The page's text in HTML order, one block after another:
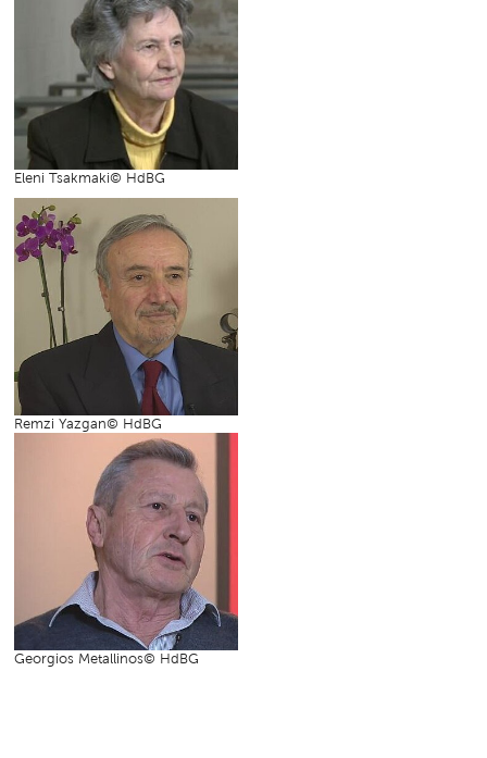
Eleni Tsakmaki© HdBG
Remzi Yazgan© HdBG
Georgios Metallinos© HdBG